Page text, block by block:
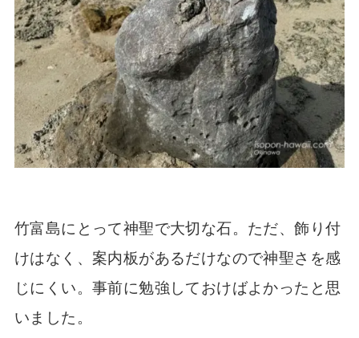
竹富島にとって神聖で大切な石。ただ、飾り付
けはなく、案内板があるだけなので神聖さを感
じにくい。事前に勉強しておけばよかったと思
いました。